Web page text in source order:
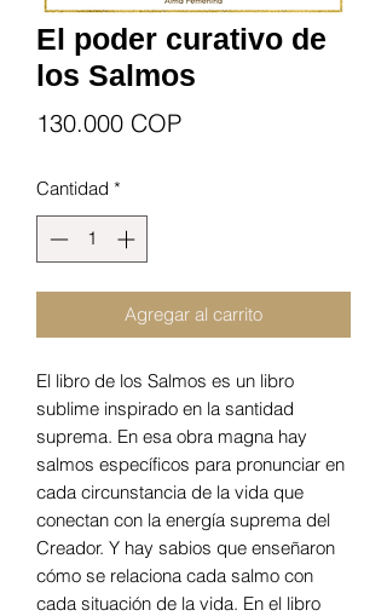
El poder curativo de
los Salmos
130.000 COPPrecio
Cantidad *
Agregar al carrito
El libro de los Salmos es un libro
sublime inspirado en la santidad
suprema. En esa obra magna hay
salmos específicos para pronunciar en
cada circunstancia de la vida que
conectan con la energía suprema del
Creador. Y hay sabios que enseñaron
cómo se relaciona cada salmo con
cada situación de la vida. En el libro